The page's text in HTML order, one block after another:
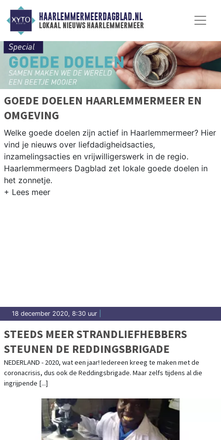
HAARLEMMERMEERDAGBLAD.NL
lokaal nieuws haarlemmermeer
GOEDE DOELEN HAARLEMMERMEER EN
OMGEVING
Welke goede doelen zijn actief in Haarlemmermeer? Hier
vind je nieuws over liefdadigheidsacties,
inzamelingsacties en vrijwilligerswerk in de regio.
Haarlemmermeers Dagblad zet lokale goede doelen in
het zonnetje.
18 december 2020, 8:30 uur
STEEDS MEER STRANDLIEFHEBBERS
STEUNEN DE REDDINGSBRIGADE
NEDERLAND - 2020, wat een jaar! Iedereen kreeg te maken met de
coronacrisis, dus ook de Reddingsbrigade. Maar zelfs tijdens al die
ingrijpende [...]